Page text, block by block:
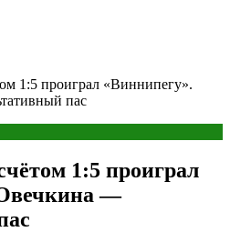
1:5 проиграл «Виннипегу».
пас
1:5 проиграл
—